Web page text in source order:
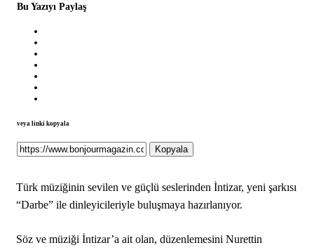
Bu Yazıyı Paylaş
veya linki kopyala
Kopyala
Türk müziğinin sevilen ve güçlü seslerinden İntizar, yeni şarkısı
“Darbe” ile dinleyicileriyle buluşmaya hazırlanıyor.
Söz ve müziği İntizar’a ait olan, düzenlemesini Nurettin